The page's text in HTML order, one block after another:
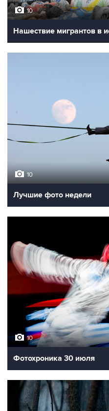
10
Нашествие мигрантов в
10
Лучшие фото недели
10
Фотохроника 30 июля